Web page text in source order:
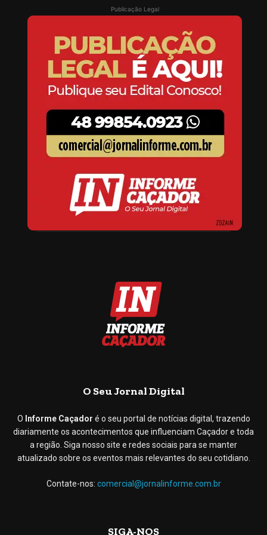
Publicação Legal
O Seu Jornal Digital
O Informe Caçador é o seu portal de notícias digital, trazendo
diariamente os acontecimentos que influenciam Caçador e toda
a região. Siga nosso site e redes sociais para se manter
atualizado sobre os eventos mais relevantes do seu cotidiano.
Contate-nos: comercial@jornalinforme.com.br
SIGA-NOS